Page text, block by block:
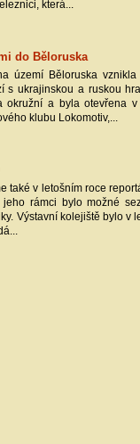
která...
do Běloruska
území Běloruska
s ukrajinskou a ruskou
okružní a byla otevřena
klubu Lokomotiv,...
také v letošním roce
rámci bylo možné
Výstavní kolejiště bylo v